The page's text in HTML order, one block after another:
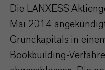
Die LANXESS
Mai 2014
Grundkapitals in
Bookbuilding-